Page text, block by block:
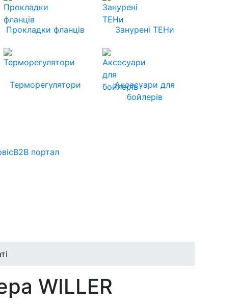
Прокладки фланців Занурені ТЕНи
Терморегулятори
Аксесуари для
бойлерів
B2B портал
WILLER